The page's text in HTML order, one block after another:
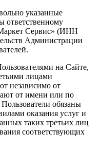
указанные
ответственному
Сервис» (ИНН
Администрации
на Сайте,
лицами
независимо от
от имени или по
обязаны
оказания услуг и
таких третьих лиц
соответствующих